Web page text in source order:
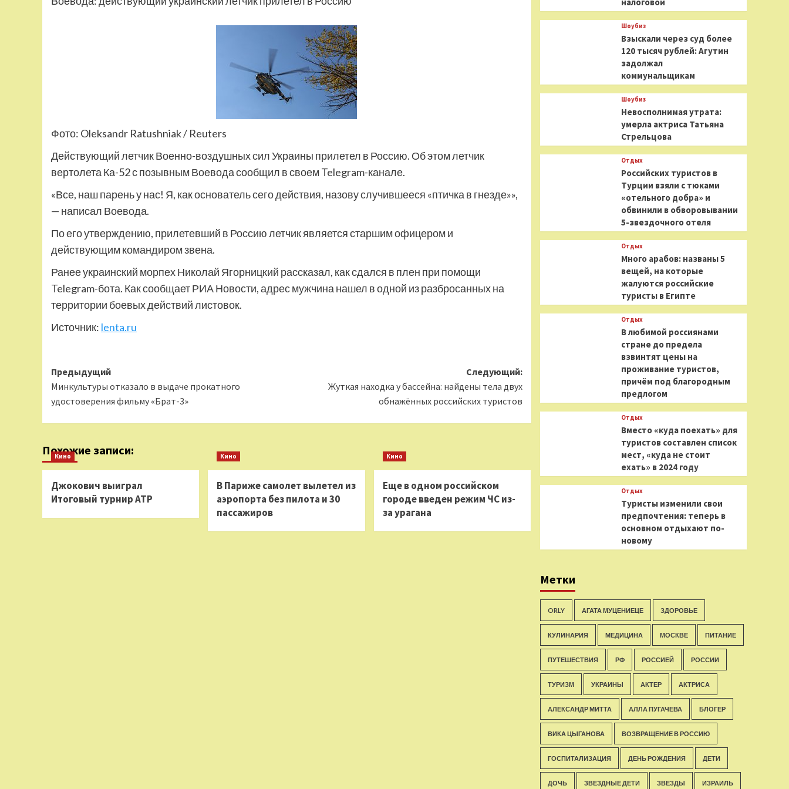
Фото: Oleksandr Ratushniak / Reuters
Действующий летчик Военно-воздушных сил Украины прилетел в Россию. Об этом летчик
вертолета Ка-52 с позывным Воевода сообщил в своем Telegram-канале.
«Все, наш парень у нас! Я, как основатель сего действия, назову случившееся «птичка в гнезде»»,
— написал Воевода.
По его утверждению, прилетевший в Россию летчик является старшим офицером и
действующим командиром звена.
Ранее украинский морпех Николай Ягорницкий рассказал, как сдался в плен при помощи
Telegram-бота. Как сообщает РИА Новости, адрес мужчина нашел в одной из разбросанных на
территории боевых действий листовок.
Источник: lenta.ru
Навигация
записи
Предыдущий
Минкультуры отказало в выдаче прокатного
удостоверения фильму «Брат-3»
Следующий:
Жуткая находка у бассейна: найдены тела двух
обнажённых российских туристов
Похожие записи:
Кино
Джокович выиграл
Итоговый турнир ATP
Кино
В Париже самолет вылетел из
аэропорта без пилота и 30
пассажиров
Кино
Еще в одном российском
городе введен режим ЧС из-
за урагана
Шоубиз
Взыскали через суд более
120 тысяч рублей: Агутин
задолжал
коммунальщикам
Шоубиз
Невосполнимая утрата:
умерла актриса Татьяна
Стрельцова
Отдых
Российских туристов в
Турции взяли с тюками
«отельного добра» и
обвинили в обворовывании
5-звездочного отеля
Отдых
Много арабов: названы 5
вещей, на которые
жалуются российские
туристы в Египте
Отдых
В любимой россиянами
стране до предела
взвинтят цены на
проживание туристов,
причём под благородным
предлогом
Отдых
Вместо «куда поехать» для
туристов составлен список
мест, «куда не стоит
ехать» в 2024 году
Отдых
Туристы изменили свои
предпочтения: теперь в
основном отдыхают по-
новому
Метки
ORLY АГАТА МУЦЕНИЕЦЕ ЗДОРОВЬЕ
КУЛИНАРИЯ МЕДИЦИНА МОСКВЕ ПИТАНИЕ
ПУТЕШЕСТВИЯ РФ РОССИЕЙ РОССИИ
ТУРИЗМ УКРАИНЫ АКТЕР АКТРИСА
АЛЕКСАНДР МИТТА АЛЛА ПУГАЧЕВА БЛОГЕР
ВИКА ЦЫГАНОВА ВОЗВРАЩЕНИЕ В РОССИЮ
ГОСПИТАЛИЗАЦИЯ ДЕНЬ РОЖДЕНИЯ ДЕТИ
ДОЧЬ ЗВЕЗДНЫЕ ДЕТИ ЗВЕЗДЫ ИЗРАИЛЬ